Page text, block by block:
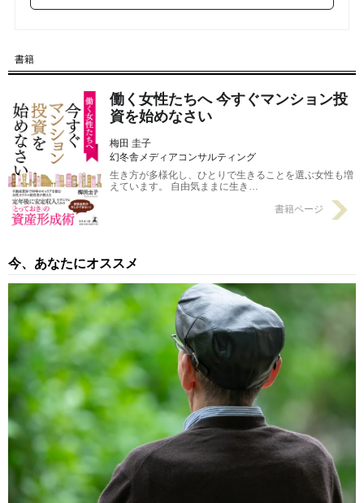
【第16回】 投資用マンションの許容できる欠点、許容できない
【第15回】 投資用物件は利回りよりも「資産価値」を重視すべ
き理由2016/10/22
書籍
働く女性たちへ 今すぐマンション投
資を始めなさい
梅田 圭子
幻冬舎メディアコンサルティング
生き方が多様化し、ひとりで生きることを選ぶ女性も増
えています。 自由気ままに生き…
書籍ページ
今、あなたにオススメ